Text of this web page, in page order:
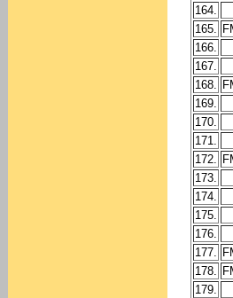
164.
165.
166.
167.
168.
169.
170.
171.
172.
173.
174.
175.
176.
177.
178.
179.